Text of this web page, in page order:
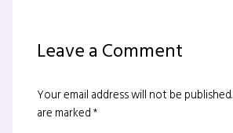
Leave a Comment
Your email address will not be published.
are marked*